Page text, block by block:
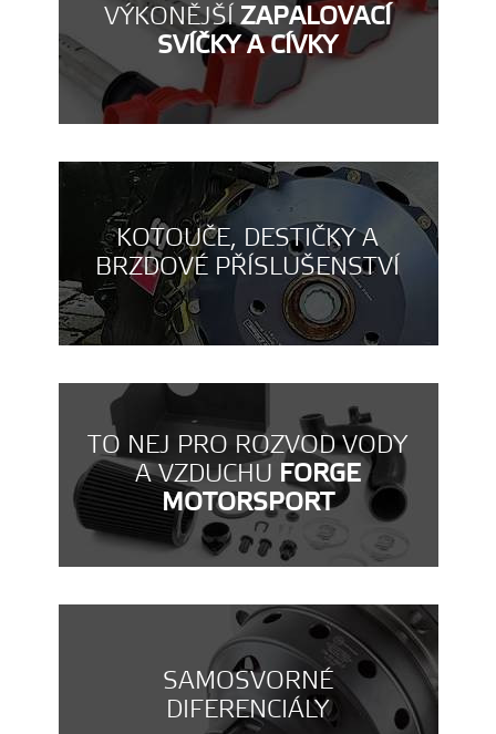
VÝKONĚJŠÍZAPALOVACÍ
SVÍČKY A CÍVKY
KOTOUČE, DESTIČKY A
BRZDOVÉ PŘÍSLUŠENSTVÍ
TO NEJ PRO ROZVOD VODY
A VZDUCHU FORGE
MOTORSPORT
SAMOSVORNÉ
DIFERENCIÁLY